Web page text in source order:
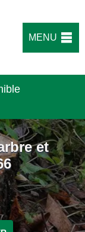
MENU
et